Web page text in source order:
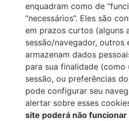
enquadram como de
“necessários”. Eles são
em prazos curtos (alguns
sessão/navegador, outros
armazenam dados
para sua finalidade
sessão, ou preferências
pode configurar seu
alertar sobre esses
site poderá não